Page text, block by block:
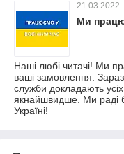
21.03.2022
Ми
Наші любі читачі! Ми
ваші замовлення.
служби докладають
якнайшвидше. Ми раді
Україні!